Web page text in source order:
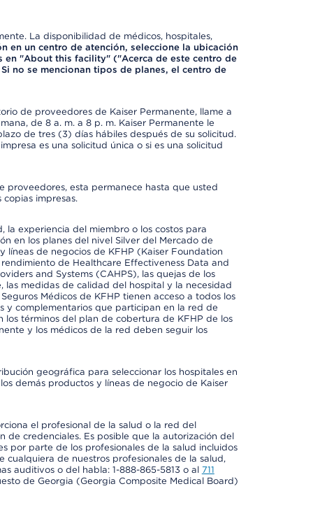
La disponibilidad de médicos, hospitales,
en un centro de atención, seleccione la ubicación
"About this facility" ("Acerca de este centro de
no se mencionan tipos de planes, el centro de
de proveedores de Kaiser Permanente, llame a
de 8 a. m. a 8 p. m. Kaiser Permanente le
de tres (3) días hábiles después de su solicitud.
es una solicitud única o si es una solicitud
proveedores, esta permanece hasta que usted
impresas.
la experiencia del miembro o los costos para
en los planes del nivel Silver del Mercado de
líneas de negocios de KFHP (Kaiser Foundation
de Healthcare Effectiveness Data and
and Systems (CAHPS), las quejas de los
medidas de calidad del hospital y la necesidad
Médicos de KFHP tienen acceso a todos los
y complementarios que participan en la red de
términos del plan de cobertura de KFHP de los
y los médicos de la red deben seguir los
geográfica para seleccionar los hospitales en
demás productos y líneas de negocio de Kaiser
el profesional de la salud o la red del
de credenciales. Es posible que la autorización del
por parte de los profesionales de la salud incluidos
de nuestros profesionales de la salud,
auditivos o del habla: 1-888-865-5813 o al 711
de Georgia (Georgia Composite Medical Board)